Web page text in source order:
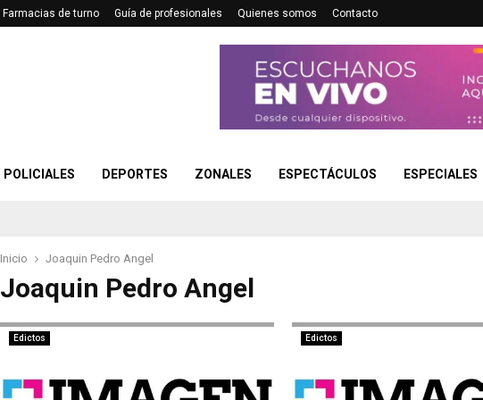
Farmacias de turno Guía de profesionales Quienes somos Contacto
POLICIALES DEPORTES ZONALES ESPECTÁCULOS ESPECIALES
Inicio Joaquin Pedro Angel
Joaquin Pedro Angel
Edictos Edictos